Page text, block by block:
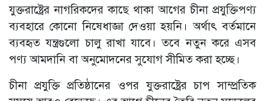
যুক্তরাষ্ট্রের নাগরিকদের কাছে থাকা আগের চীনা প্রযুক্তিপণ্য
ব্যবহারে কোনো নিষেধাজ্ঞা দেওয়া হয়নি। অর্থাৎ বর্তমানে
ব্যবহৃত যন্ত্রগুলো চালু রাখা যাবে। তবে নতুন করে এসব
পণ্য আমদানি বা অনুমোদনের সুযোগ সীমিত করা হচ্ছে।
চীনা প্রযুক্তি প্রতিষ্ঠানের ওপর যুক্তরাষ্ট্রের চাপ সাম্প্রতিক